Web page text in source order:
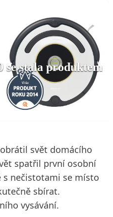
se stala produktem
svět domácího
spatřil první osobní
s nečistotami se místo
sbírat.
vysávání.